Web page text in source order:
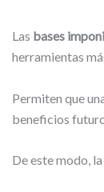
Las bases
herramientas
Permiten que
beneficios
De este modo,